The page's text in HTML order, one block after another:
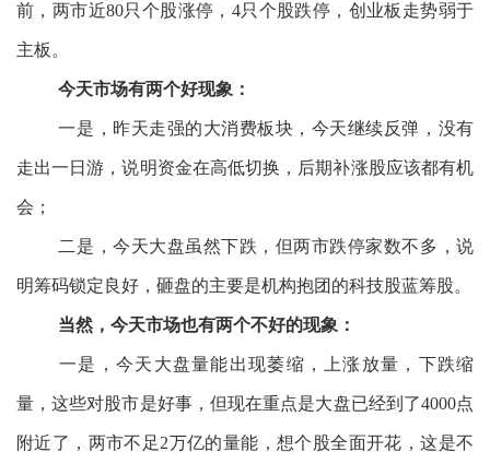
前，两市近80只个股涨停，4只个股跌停，创业板走势弱于
主板。
今天市场有两个好现象：
一是，昨天走强的大消费板块，今天继续反弹，没有
走出一日游，说明资金在高低切换，后期补涨股应该都有机
会；
二是，今天大盘虽然下跌，但两市跌停家数不多，说
明筹码锁定良好，砸盘的主要是机构抱团的科技股蓝筹股。
当然，今天市场也有两个不好的现象：
一是，今天大盘量能出现萎缩，上涨放量，下跌缩
量，这些对股市是好事，但现在重点是大盘已经到了4000点
附近了，两市不足2万亿的量能，想个股全面开花，这是不